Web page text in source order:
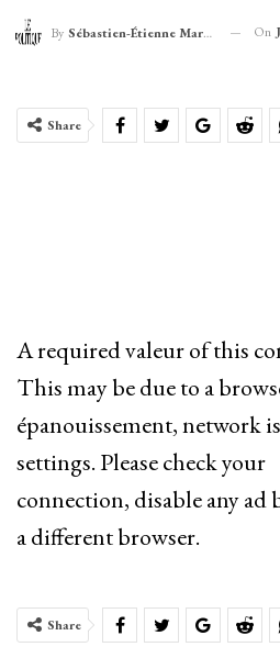
By Sébastien-Étienne Marechal On
Share
A required valeur of this
This may be due to a
épanouissement, network
settings. Please check your
connection, disable any
a different browser.
Share